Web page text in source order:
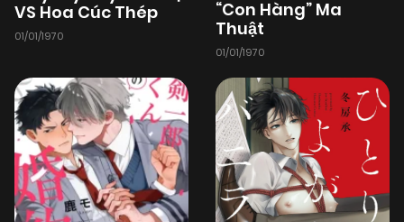
VS Hoa Cúc Thép
01/01/1970
“Con Hàng” Ma
Thuật
01/01/1970